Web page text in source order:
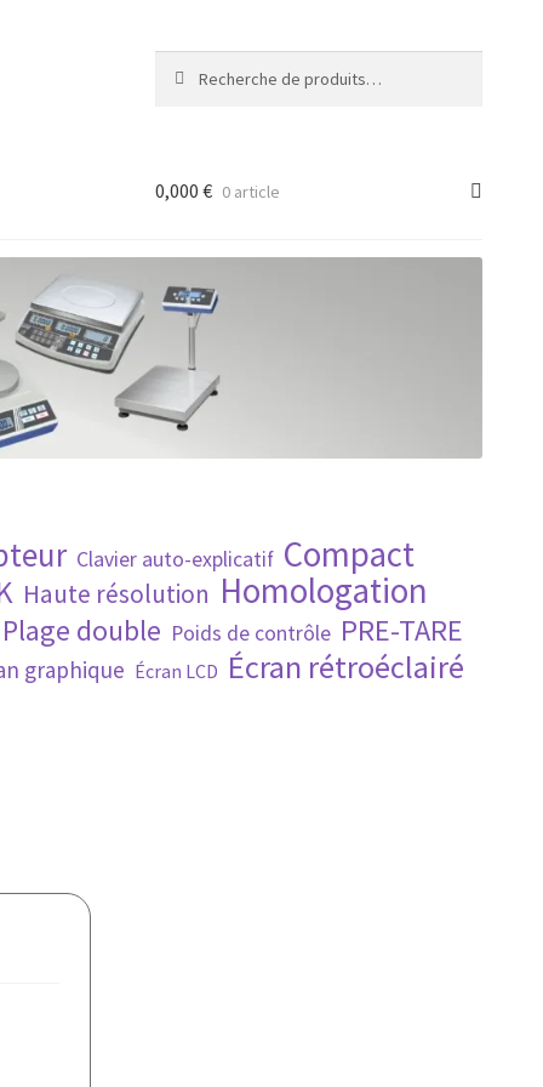
0,000 € 0 article
Clavier auto-explicatif Compact
Haute résolution Homologation
Plage double Poids de contrôle PRE-TARE
graphique Écran LCD Écran rétroéclairé